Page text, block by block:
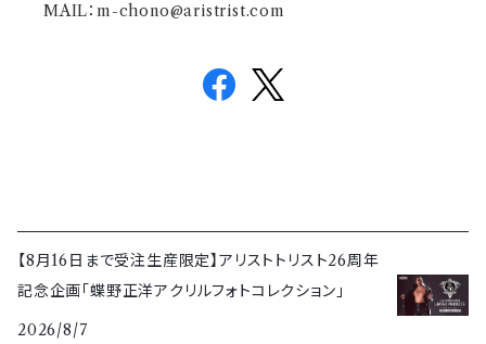
MAIL： m-chono@aristrist.com
【8月16日まで受注生産限定】アリストトリスト26周年
記念企画「蝶野正洋アクリルフォトコレクション」
2026/8/7